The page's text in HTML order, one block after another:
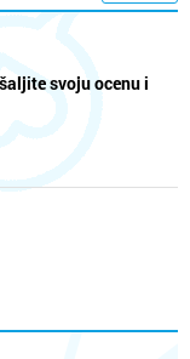
svoju ocenu i